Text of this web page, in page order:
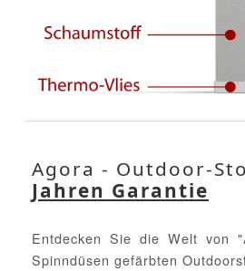
Agora - Outdoor-
Jahren Garantie
Entdecken Sie die Welt von
Spinndüsen gefärbten